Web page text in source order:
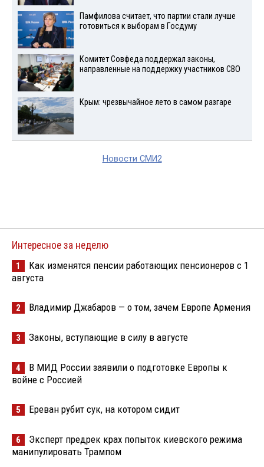
Памфилова считает, что партии стали лучше
готовиться к выборам в Госдуму
Комитет Совфеда поддержал законы,
направленные на поддержку участников СВО
Крым: чрезвычайное лето в самом разгаре
Новости СМИ2
Интересное за неделю
1
Как изменятся пенсии работающих пенсионеров с 1
августа
2 Владимир Джабаров — о том, зачем Европе Армения
3 Законы, вступающие в силу в августе
4
В МИД России заявили о подготовке Европы к
войне с Россией
5 Ереван рубит сук, на котором сидит
6
Эксперт предрек крах попыток киевского режима
манипулировать Трампом